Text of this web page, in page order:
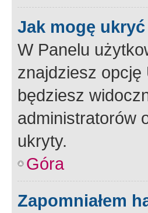
Jak mogę
W Panelu
znajdziesz opcję
będziesz
administratorów
ukryty.
Góra
Zapomniałem